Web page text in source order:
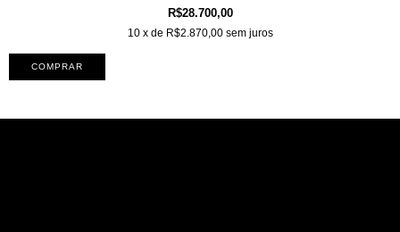
R$28.700,00
10 x de R$2.870,00 sem juros